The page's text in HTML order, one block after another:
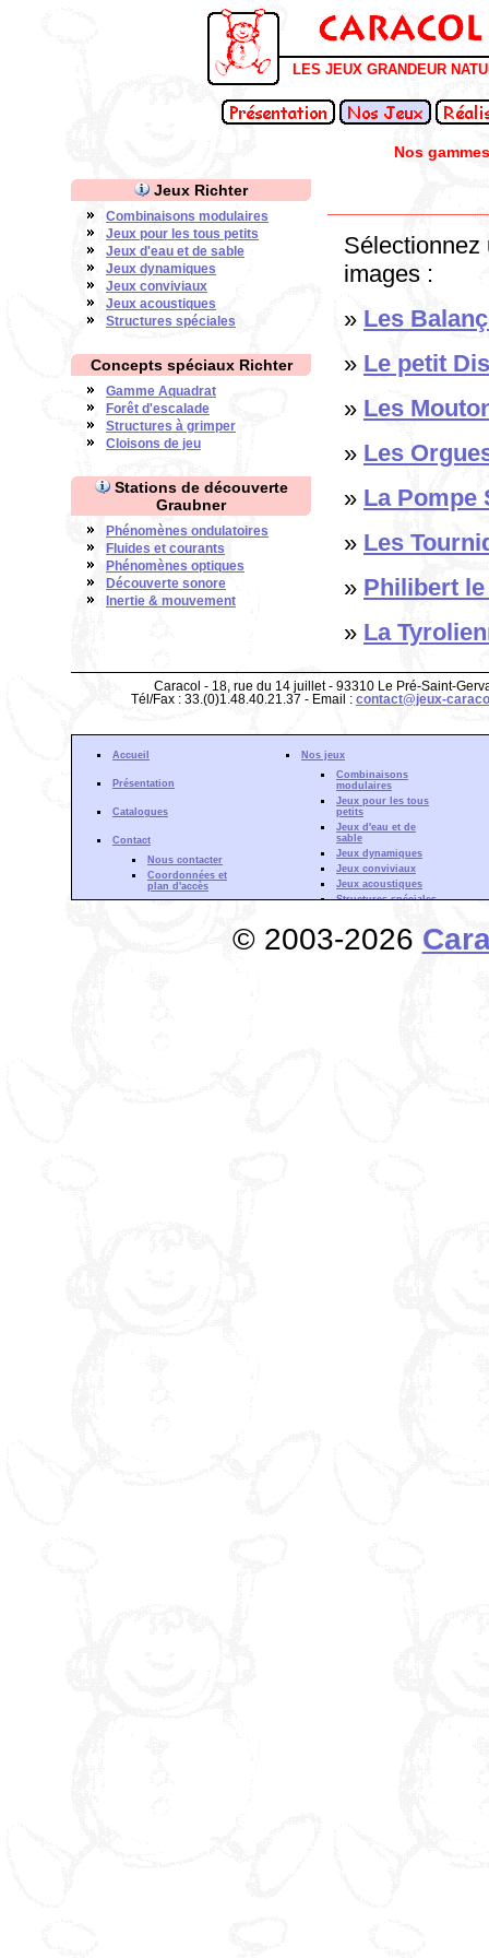
LES JEUX GRANDEUR
Nos
Jeux Richter
Combinaisons modulaires
Jeux pour les tous petits
Jeux d'eau et de sable
Jeux dynamiques
Jeux conviviaux
Jeux acoustiques
Structures spéciales
Concepts spéciaux Richter
Gamme Aquadrat
Forêt d'escalade
Structures à grimper
Cloisons de jeu
Stations de découverte
Graubner
Phénomènes ondulatoires
Fluides et courants
Phénomènes optiques
Découverte sonore
Inertie & mouvement
Sélectionnez
images :
» Les
» Le petit
» Les
» Les
» La Pompe
» Les
» Philibert
» La
Caracol - 18, rue du 14 juillet - 93310 Le Pré-Saint-
Tél/Fax : 33.(0)1.48.40.21.37 - Email : contact@jeux-
Accueil
Présentation
Catalogues
Contact
Nous contacter
Coordonnées et
plan d'accès
Nos jeux
Combinaisons
modulaires
Jeux pour les tous
petits
Jeux d'eau et de
sable
Jeux dynamiques
Jeux conviviaux
Jeux acoustiques
Structures spéciales
Forêt d'escalade
Structures à
© 2003-2026